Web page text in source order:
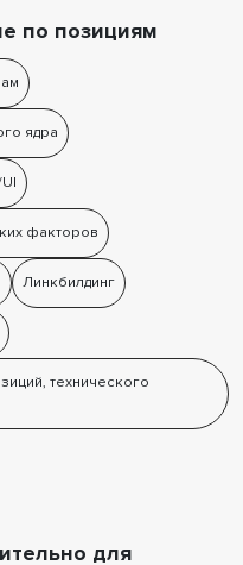
по позициям
ядра
факторов
Линкбилдинг
технического
для